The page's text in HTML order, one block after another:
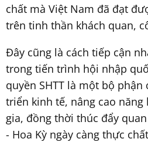
chất mà Việt Nam đã đạt
trên tinh thần khách quan,
Đây cũng là cách tiếp cận
trong tiến trình hội nhập
quyền SHTT là một bộ
triển kinh tế, nâng cao
gia, đồng thời thúc đẩy
- Hoa Kỳ ngày càng thực